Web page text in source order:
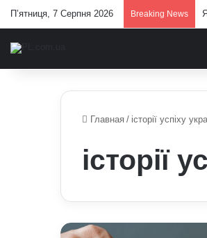
П’ятниця, 7 Серпня 2026 Breaking News
Главная / історії успіху
історії
Як